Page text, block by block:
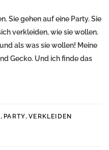
Sie gehen auf eine Party. Sie
verkleiden, wie sie wollen.
und als was sie wollen! Meine
Gecko. Und ich finde das
, PARTY,VERKLEIDEN